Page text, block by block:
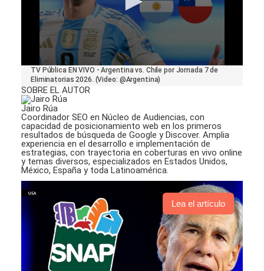
seconds
of
1
minute,
24
seconds
TV Pública EN VIVO - Argentina vs. Chile por Jornada 7 de
Eliminatorias 2026. (Video: @Argentina)
SOBRE EL AUTOR
Jairo Rúa
Coordinador SEO en Núcleo de Audiencias, con
capacidad de posicionamiento web en los primeros
resultados de búsqueda de Google y Discover. Amplia
experiencia en el desarrollo e implementación de
estrategias, con trayectoria en coberturas en vivo online
y temas diversos, especializados en Estados Unidos,
México, España y toda Latinoamérica.
Lea el artículo